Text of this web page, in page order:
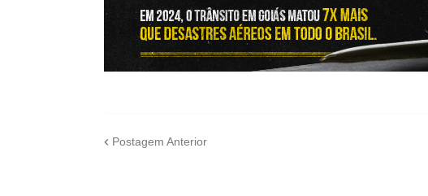
Postagem Anterior